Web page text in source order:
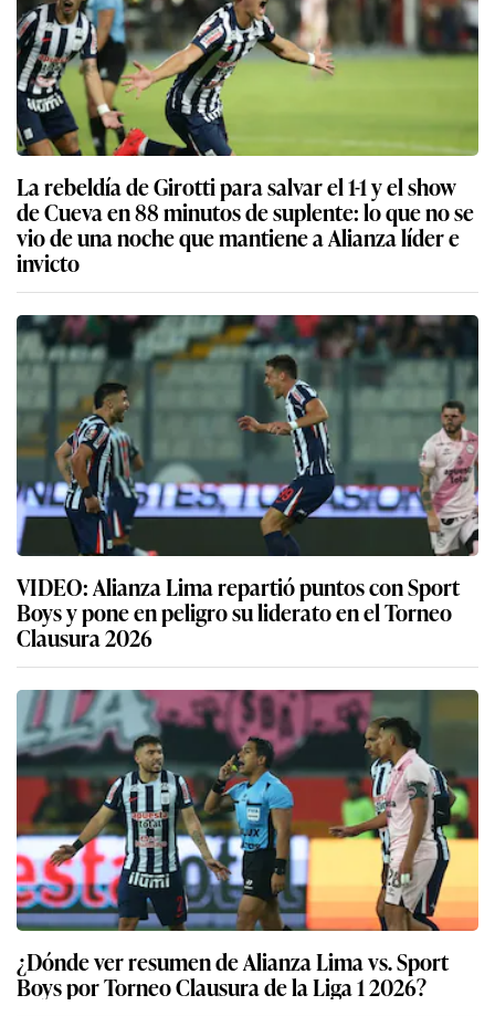
La rebeldía de Girotti para salvar el 1-1 y el show
de Cueva en 88 minutos de suplente: lo que no se
vio de una noche que mantiene a Alianza líder e
invicto
VIDEO: Alianza Lima repartió puntos con Sport
Boys y pone en peligro su liderato en el Torneo
Clausura 2026
¿Dónde ver resumen de Alianza Lima vs. Sport
Boys por Torneo Clausura de la Liga 1 2026?